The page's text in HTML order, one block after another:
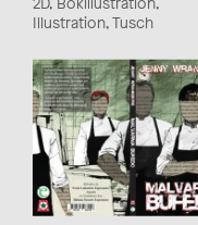
Illustration, Tusch